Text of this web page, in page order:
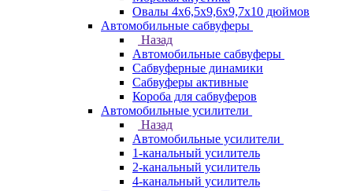
Овалы 4х6,5х9,6x9,7х10 дюймов
Автомобильные сабвуферы
Назад
Автомобильные сабвуферы
Сабвуферные динамики
Сабвуферы активные
Короба для сабвуферов
Автомобильные усилители
Назад
Автомобильные усилители
1-канальный усилитель
2-канальный усилитель
4-канальный усилитель